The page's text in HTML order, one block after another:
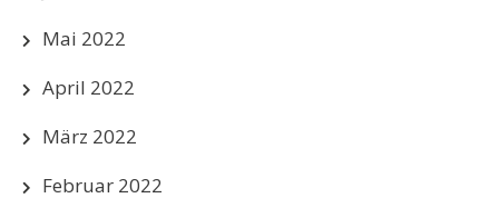
Mai 2022
April 2022
März 2022
Februar 2022